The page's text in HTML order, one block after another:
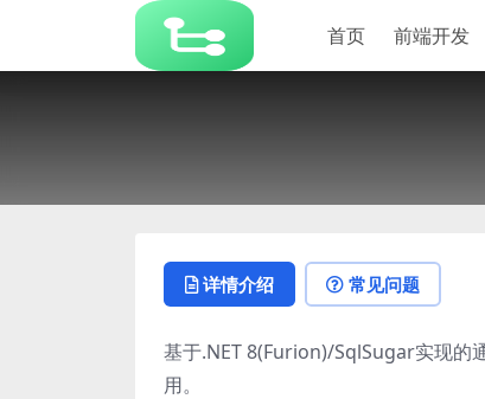
首页 前端开发
详情介绍 常见问题
基于.NET 8(Furion)/SqlSugar实现的
用。